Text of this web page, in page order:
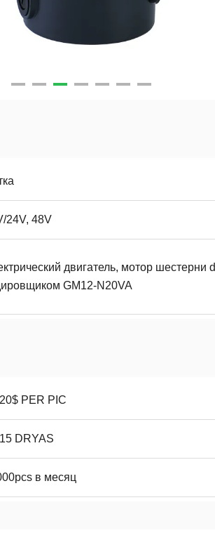
24V, 48V
двигатель, мотор шестерни
GM12-N20VA
PER PIC
DRYAS
в месяц